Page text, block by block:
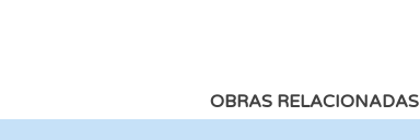
OBRAS RELACIONADAS